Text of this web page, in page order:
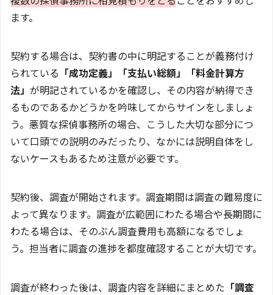
ます。
契約する場合は、契約書の中に明記することが義務付け
られている 「成功定義」「支払い総額」「料金計算方
法」 が明記されているかを確認し、その内容が納得でき
るものであるかどうかを吟味してからサインをしましょ
う。悪質な探偵事務所の場合、こうした大切な部分につ
いて口頭での説明のみだったり、なかには説明自体をし
ないケースもあるため注意が必要です。
契約後、調査が開始されます。調査期間は調査の難易度に
よって異なります。調査が広範囲にわたる場合や長期間に
わたる場合は、そのぶん調査費用も高額になるでしょ
う。担当者に調査の進捗を都度確認することが大切です。
調査が終わった後は、調査内容を詳細にまとめた 「調査